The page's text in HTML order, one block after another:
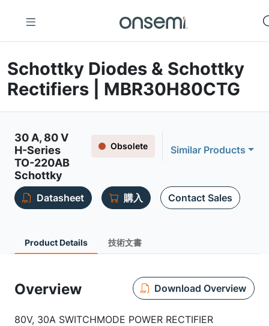
Schottky Diodes & Schottky
Rectifiers | MBR30H80CTG
30 A, 80 V
H-Series
TO-220AB
Schottky
Obsolete Similar Products
Datasheet 購入 Contact Sales
Product Details 技術文書
Overview Download Overview
80V, 30A SWITCHMODE POWER RECTIFIER